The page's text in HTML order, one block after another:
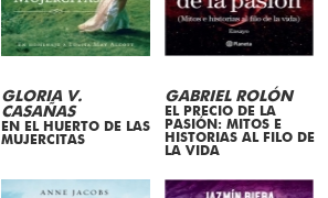
GLORIA V.
CASAÑAS
EN EL HUERTO DE LAS
MUJERCITAS
GABRIEL ROLÓN
EL PRECIO DE LA
PASIÓN: MITOS E
HISTORIAS AL FILO DE
LA VIDA